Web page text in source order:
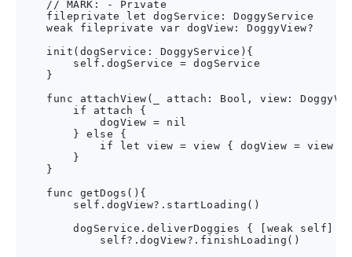
    // MARK: - Private
    fileprivate let dogService: DoggyService
    weak fileprivate var dogView: DoggyView?
    init(dogService: DoggyService){
        self.dogService = dogService
    }
func attachView(_ attach: Bool, view:
        if attach {
            dogView = nil
        } else {
            if let view = view { dogView = view }
        }
    }
    func getDogs(){
        self.dogView?.startLoading()
dogService.deliverDoggies { [weak self]
            self?.dogView?.finishLoading()